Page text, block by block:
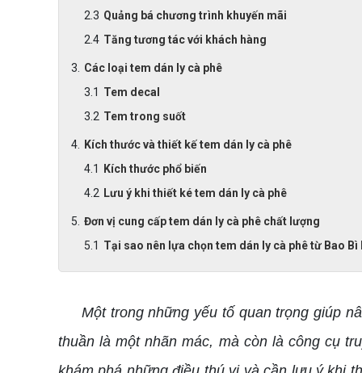
Quảng bá chương trình khuyến mãi
Tăng tương tác với khách hàng
Các loại tem dán ly cà phê
Tem decal
Tem trong suốt
Kích thước và thiết kế tem dán ly cà phê
Kích thước phổ biến
Lưu ý khi thiết ké tem dán ly cà phê
Đơn vị cung cấp tem dán ly cà phê chất lượng
Tại sao nên lựa chọn tem dán ly cà phê từ Bao Bì
Một trong những yếu tố quan trọng giúp
thuần là một nhãn mác, mà còn là công cụ